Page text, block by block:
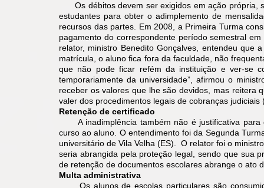
Os débitos devem ser exigidos em ação própria,
estudantes para obter o adimplemento de
recursos das partes. Em 2008, a Primeira Turma
pagamento do correspondente período semestral
relator, ministro Benedito Gonçalves, entendeu que
matrícula, o aluno fica fora da faculdade, não
que não pode ficar refém da instituição e ver-se
temporariamente da universidade”, afirmou o
receber os valores que lhe são devidos, mas reitera
valer dos procedimentos legais de cobranças judiciais
Retenção de certificado
A inadimplência também não é justificativa para
curso ao aluno. O entendimento foi da Segunda
universitário de Vila Velha (ES). O relator foi o
seria abrangida pela proteção legal, sendo que sua
de retenção de documentos escolares abrange o ato
Multa administrativa
Os alunos de escolas particulares são